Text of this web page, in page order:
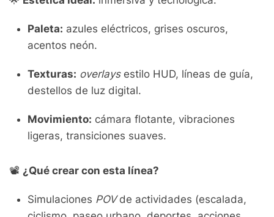
Paleta: azules eléctricos, grises oscuros,
acentos neón.
Texturas: overlaysestilo HUD, líneas de guía,
destellos de luz digital.
Movimiento: cámara flotante, vibraciones
ligeras, transiciones suaves.
📽️ ¿Qué crear con esta línea?
Simulaciones POVde actividades (escalada,